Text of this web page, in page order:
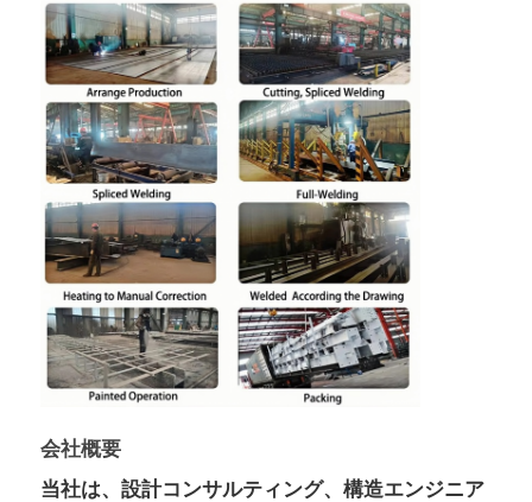
会社概要
当社は、設計コンサルティング、構造エンジニア